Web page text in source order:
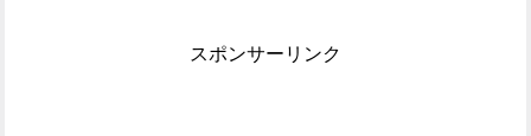
スポンサーリンク